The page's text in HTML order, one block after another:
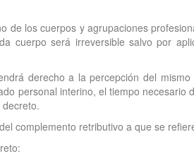
los cuerpos y agrupaciones
cuerpo será irreversible salvo por
derecho a la percepción del
personal interino, el tiempo
complemento retributivo a que se